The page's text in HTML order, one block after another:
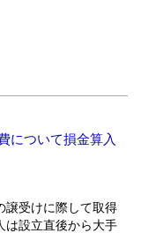
について損金算入
受けに際して取得
は設立直後から大手